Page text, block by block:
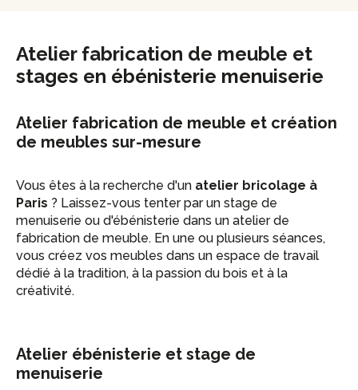
Atelier fabrication de meuble et
stages en ébénisterie menuiserie
Atelier fabrication de meuble et création
de meubles sur-mesure
Vous êtes à la recherche d'un atelier bricolage à
Paris ? Laissez-vous tenter par un stage de
menuiserie ou d'ébénisterie dans un atelier de
fabrication de meuble. En une ou plusieurs séances,
vous créez vos meubles dans un espace de travail
dédié à la tradition, à la passion du bois et à la
créativité.
Atelier ébénisterie et stage de
menuiserie